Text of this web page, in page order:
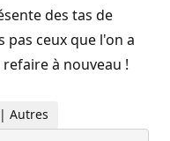
des tas de
pas ceux que l'on a
à nouveau !
Autres